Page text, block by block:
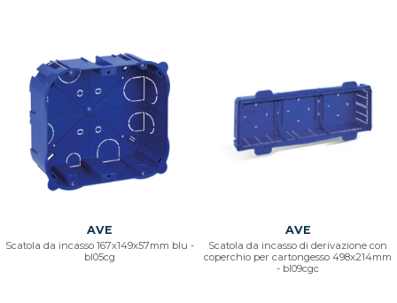
AVE
Scatola da incasso 167x149x57mm blu -
bl05cg
AVE
Scatola da incasso di derivazione con
coperchio per cartongesso 498x214mm
- bl09cgc